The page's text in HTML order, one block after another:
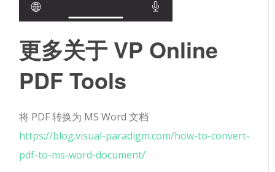
更多关于 VP Online
PDF Tools
将 PDF 转换为 MS Word 文档
https://blog.visual-paradigm.com/how-to-convert-
pdf-to-ms-word-document/